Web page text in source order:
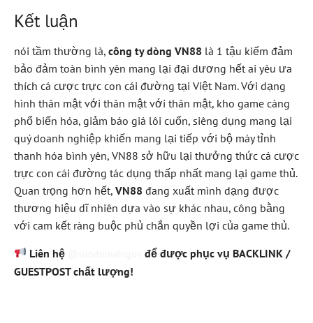
Kết luận
nói tầm thường là, công ty dòng VN88 là 1 tậu kiếm đảm
bảo đảm toàn bình yên mang lại đại dương hết ai yêu ưa
thích cá cược trực con cái đường tại Việt Nam. Với dạng
hình thân mật với thân mật với thân mật, kho game càng
phổ biến hóa, giảm báo giá lôi cuốn, siêng dụng mang lại
quý doanh nghiệp khiến mang lại tiếp với bộ máy tỉnh
thanh hóa bình yên, VN88 sở hữu lại thưởng thức cá cược
trực con cái đường tác dụng thấp nhất mang lại game thủ.
Quan trọng hơn hết, VN88 đang xuất mình dạng được
thương hiệu dĩ nhiên dựa vào sự khác nhau, công bằng
với cam kết ràng buộc phủ chắn quyền lợi của game thủ.
Liên hệ
để được phục vụ BACKLINK /
GUESTPOST chất lượng!